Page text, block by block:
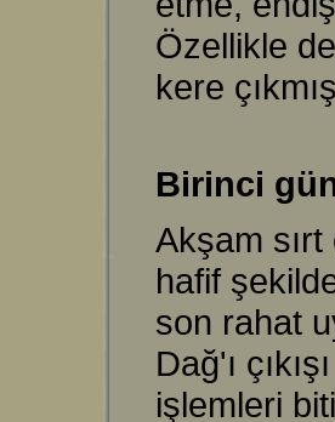
Özellikle
kere
Birinci
Akşam sırt
hafif
son rahat
Dağ'ı
işlemleri